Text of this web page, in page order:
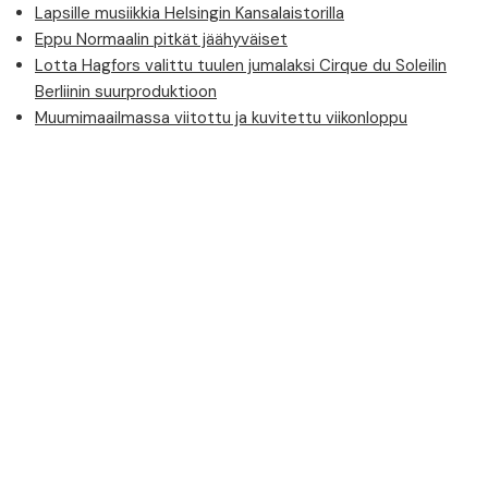
Lapsille musiikkia Helsingin Kansalaistorilla
Eppu Normaalin pitkät jäähyväiset
Lotta Hagfors valittu tuulen jumalaksi Cirque du Soleilin
Berliinin suurproduktioon
Muumimaailmassa viitottu ja kuvitettu viikonloppu